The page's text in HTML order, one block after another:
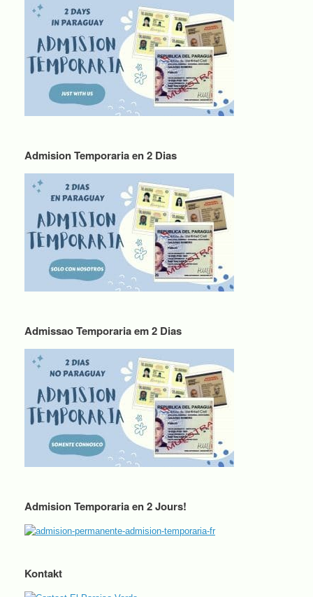
Admision Temporaria en 2 Dias
Admissao Temporaria em 2 Dias
Admision Temporaria en 2 Jours!
Kontakt